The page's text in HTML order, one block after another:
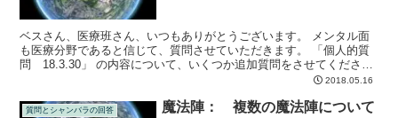
ベスさん、医療班さん、いつもありがとうございます。 メンタル面
も医療分野であると信じて、質問させていただきます。 「個人的質
問 18.3.30」 の内容について、いくつか追加質問をさせてくださ
2018.05.16
質問とシャンバラの回答 魔法陣： 複数の魔法陣について